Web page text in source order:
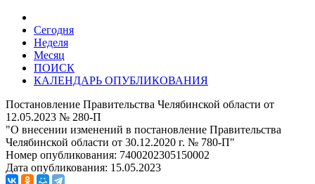
Сегодня
Неделя
Месяц
ПОИСК
КАЛЕНДАРЬ ОПУБЛИКОВАНИЯ
Постановление Правительства Челябинской области от
12.05.2023 № 280-П
"О внесении изменений в постановление Правительства
Челябинской области от 30.12.2020 г. № 780-П"
Номер опубликования: 7400202305150002
Дата опубликования: 15.05.2023